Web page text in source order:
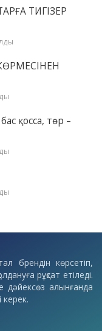
ТИГІЗЕР
қосса, төр –
брендін көрсетіп,
рұқсат етіледі.
дәйексөз алынғанда
керек.